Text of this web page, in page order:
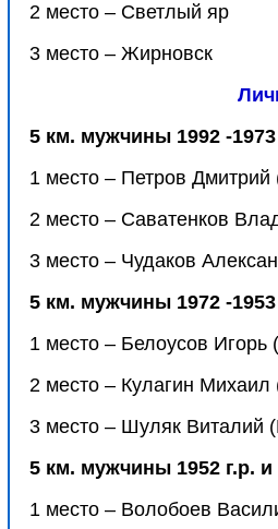
2 место – Светлый яр
3 место – Жирновск
5 км. мужчины 1992 -1973
1 место – Петров
2 место – Саватенков
3 место – Чудаков
5 км. мужчины 1972 -1953
1 место – Белоусов
2 место – Кулагин Михаил
3 место – Шуляк Виталий
5 км. мужчины 1952 г.р.
1 место – Волобоев